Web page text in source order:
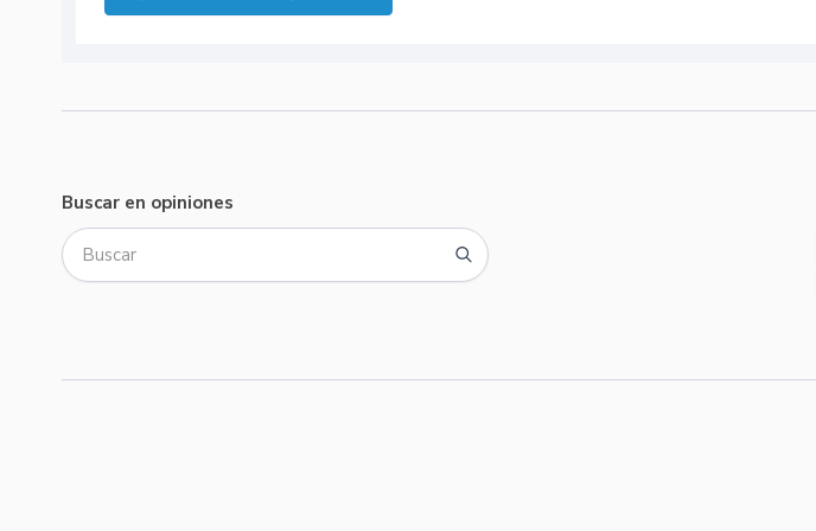
Buscar en opiniones